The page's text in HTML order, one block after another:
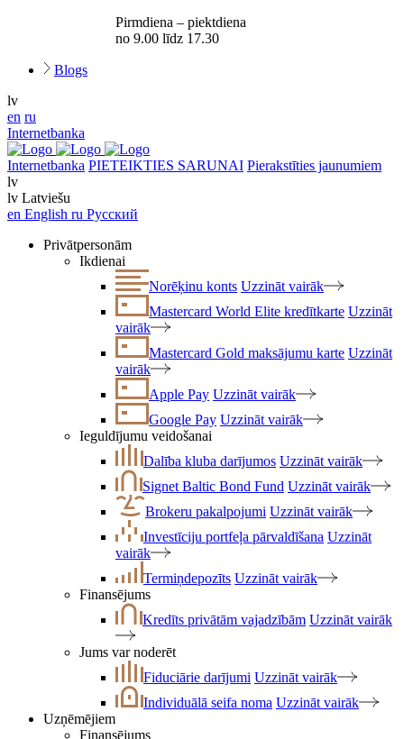
Pirmdiena – piektdiena
no 9.00 līdz 17.30
Blogs
lv
en ru
Internetbanka
Internetbanka PIETEIKTIES SARUNAI Pierakstīties jaunumiem
lv
lv Latviešu
en English ru Русский
Privātpersonām
Ikdienai
Norēķinu konts Uzzināt vairāk
Mastercard World Elite kredītkarte Uzzināt
vairāk
Mastercard Gold maksājumu karte Uzzināt
vairāk
Apple Pay Uzzināt vairāk
Google Pay Uzzināt vairāk
Ieguldījumu veidošanai
Dalība kluba darījumos Uzzināt vairāk
Signet Baltic Bond Fund Uzzināt vairāk
Brokeru pakalpojumi Uzzināt vairāk
Investīciju portfeļa pārvaldīšana Uzzināt
vairāk
Termiņdepozīts Uzzināt vairāk
Finansējums
Kredīts privātām vajadzībām Uzzināt vairāk
Jums var noderēt
Fiduciārie darījumi Uzzināt vairāk
Individuālā seifa noma Uzzināt vairāk
Uzņēmējiem
Finansējums